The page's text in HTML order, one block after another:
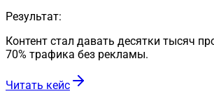
Результат:
Контент стал давать десятки тысяч
70% трафика без рекламы.
Читать кейс